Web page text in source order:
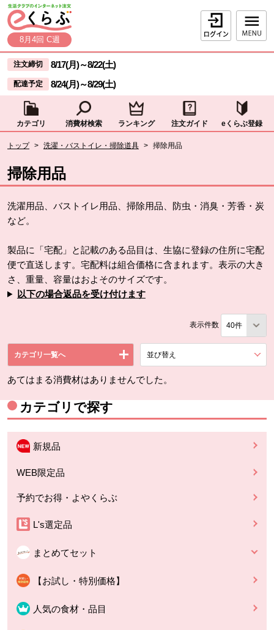
ページの先頭です。
本文へジャンプする。
8月4回 C週
ログイン
ここからサイト内共通メニューです。
サイト内共通メニューをスキップする
注文締切 8/17(月)～8/22(土)
配達予定 8/24(月)～8/29(土)
カテゴリ 消費材検索 ランキング 注文ガイド eくらぶ登録
トップ > 洗濯・バストイレ・掃除道具 > 掃除用品
掃除用品
洗濯用品、バストイレ用品、掃除用品、防虫・消臭・芳香・炭
など。
製品に「宅配」と記載のある品目は、生協に登録の住所に宅配
便で直送します。宅配料は組合価格に含まれます。表示の大き
さ、重量、容量はおよそのサイズです。
以下の場合返品を受け付けます
表示件数
カテゴリ一覧へ 並び替え
あてはまる消費材はありませんでした。
カテゴリで探す
新規品
WEB限定品
予約でお得・よやくらぶ
L's選定品
まとめてセット
【お試し・特別価格】
人気の食材・品目